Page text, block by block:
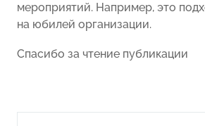
мероприятий. Например, это
на юбилей организации.
Спасибо за чтение публикации